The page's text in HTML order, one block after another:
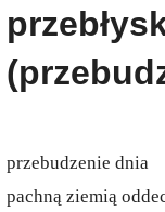
przebudzenie dnia
pachną ziemią